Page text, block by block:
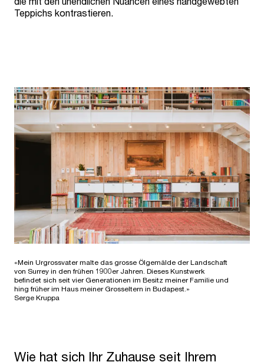
Teppichs kontrastieren.
«Mein Urgrossvater malte das grosse Ölgemälde der Landschaft
von Surrey in den frühen 1900er Jahren. Dieses Kunstwerk
befindet sich seit vier Generationen im Besitz meiner Familie und
hing früher im Haus meiner Grosseltern in Budapest.»
Serge Kruppa
Wie hat sich Ihr Zuhause seit Ihrem